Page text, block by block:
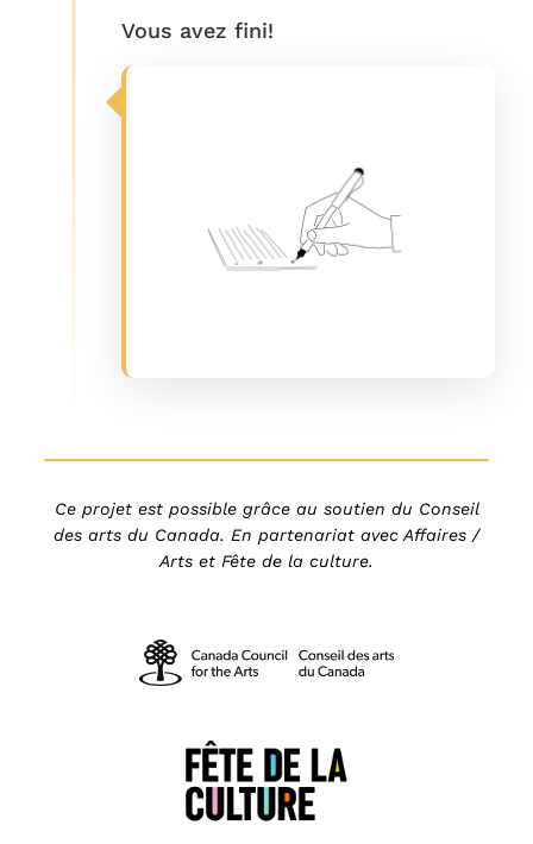
Vous avez fini!
Ce projet est possible grâce au soutien du Conseil
des arts du Canada. En partenariat avec Affaires /
Arts et Fête de la culture.